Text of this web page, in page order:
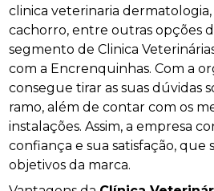
clinica veterinaria
cachorro, entre outras opções
segmento de Clinica
com a Encrenquinhas. Com a
consegue tirar as suas dúvidas
ramo, além de contar com os
instalações. Assim, a empresa
confiança e sua satisfação, que
objetivos da marca.